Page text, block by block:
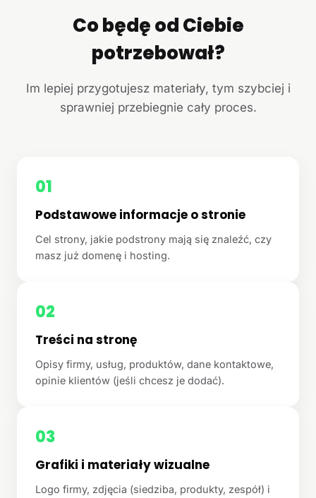
Co będę od Ciebie
potrzebował?
Im lepiej przygotujesz materiały, tym szybciej i
sprawniej przebiegnie cały proces.
01
Podstawowe informacje o stronie
Cel strony, jakie podstrony mają się znaleźć, czy
masz już domenę i hosting.
02
Treści na stronę
Opisy firmy, usług, produktów, dane kontaktowe,
opinie klientów (jeśli chcesz je dodać).
03
Grafiki i materiały wizualne
Logo firmy, zdjęcia (siedziba, produkty, zespół) i